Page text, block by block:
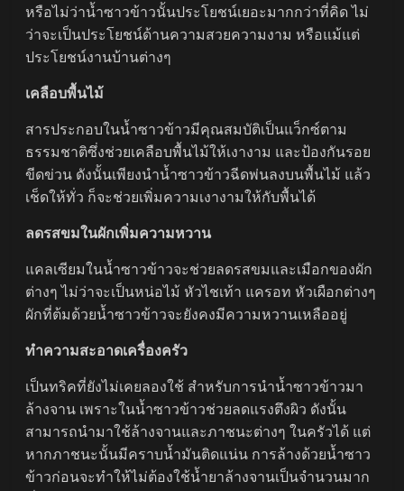
หรือไม่ว่าน้ำซาวข้าวนั้นประโยชน์เยอะมากกว่าที่คิด ไม่
ว่าจะเป็นประโยชน์ด้านความสวยความงาม หรือแม้แต่
ประโยชน์งานบ้านต่างๆ
เคลือบพื้นไม้
สารประกอบในน้ำซาวข้าวมีคุณสมบัติเป็นแว็กซ์ตาม
ธรรมชาติซึ่งช่วยเคลือบพื้นไม้ให้เงางาม และป้องกันรอย
ขีดข่วน ดังนั้นเพียงนำน้ำซาวข้าวฉีดพ่นลงบนพื้นไม้ แล้ว
เช็ดให้ทั่ว ก็จะช่วยเพิ่มความเงางามให้กับพื้นได้
ลดรสขมในผักเพิ่มความหวาน
แคลเซียมในน้ำซาวข้าวจะช่วยลดรสขมและเมือกของผัก
ต่างๆ ไม่ว่าจะเป็นหน่อไม้ หัวไชเท้า แครอท หัวเผือกต่างๆ
ผักที่ต้มด้วยน้ำซาวข้าวจะยังคงมีความหวานเหลืออยู่
ทำความสะอาดเครื่องครัว
เป็นทริคที่ยังไม่เคยลองใช้ สำหรับการนำน้ำซาวข้าวมา
ล้างจาน เพราะในน้ำซาวข้าวช่วยลดแรงตึงผิว ดังนั้น
สามารถนำมาใช้ล้างจานและภาชนะต่างๆ ในครัวได้ แต่
หากภาชนะนั้นมีคราบน้ำมันติดแน่น การล้างด้วยน้ำซาว
ข้าวก่อนจะทำให้ไม่ต้องใช้น้ำยาล้างจานเป็นจำนวนมาก